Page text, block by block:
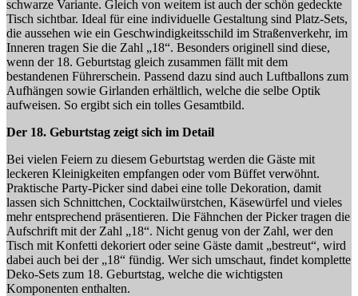
schwarze Variante. Gleich von weitem ist auch der schön gedeckte
Tisch sichtbar. Ideal für eine individuelle Gestaltung sind Platz-Sets,
die aussehen wie ein Geschwindigkeitsschild im Straßenverkehr, im
Inneren tragen Sie die Zahl „18“. Besonders originell sind diese,
wenn der 18. Geburtstag gleich zusammen fällt mit dem
bestandenen Führerschein. Passend dazu sind auch Luftballons zum
Aufhängen sowie Girlanden erhältlich, welche die selbe Optik
aufweisen. So ergibt sich ein tolles Gesamtbild.
Der 18. Geburtstag zeigt sich im Detail
Bei vielen Feiern zu diesem Geburtstag werden die Gäste mit
leckeren Kleinigkeiten empfangen oder vom Büffet verwöhnt.
Praktische Party-Picker sind dabei eine tolle Dekoration, damit
lassen sich Schnittchen, Cocktailwürstchen, Käsewürfel und vieles
mehr entsprechend präsentieren. Die Fähnchen der Picker tragen die
Aufschrift mit der Zahl „18“. Nicht genug von der Zahl, wer den
Tisch mit Konfetti dekoriert oder seine Gäste damit „bestreut“, wird
dabei auch bei der „18“ fündig. Wer sich umschaut, findet komplette
Deko-Sets zum 18. Geburtstag, welche die wichtigsten
Komponenten enthalten.